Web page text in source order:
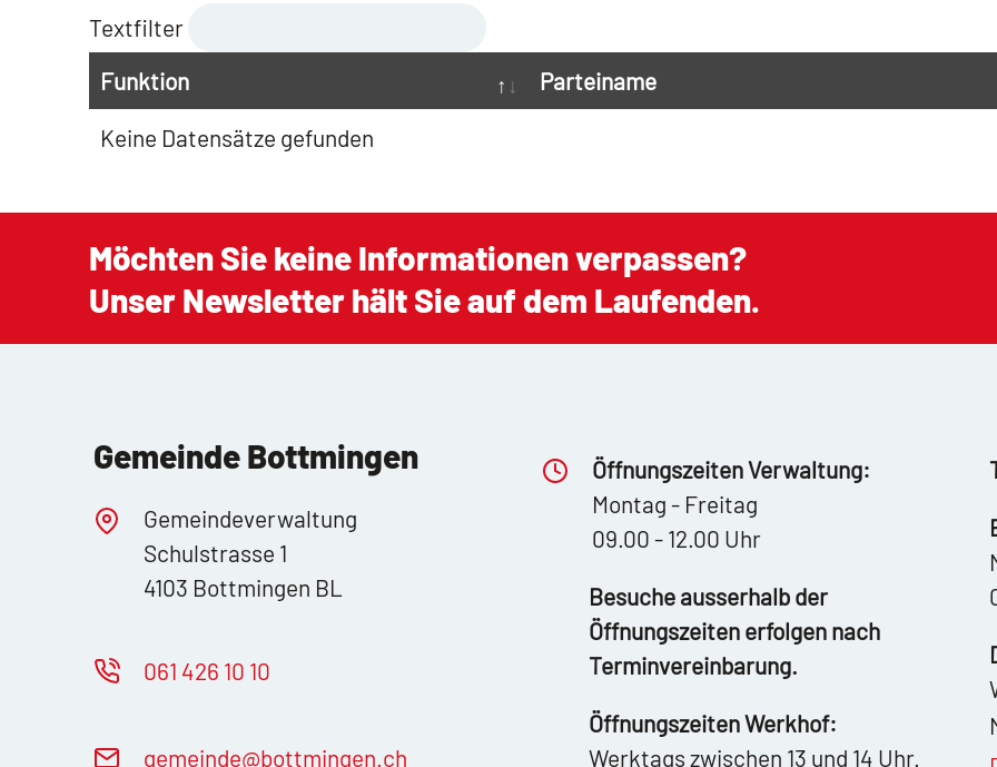
Textfilter
Funktion
Parteiname
Keine Datensätze gefunden
Möchten Sie keine Informationen verpassen?
Unser Newsletter hält Sie auf dem Laufenden.
Gemeinde Bottmingen
Gemeindeverwaltung
Schulstrasse 1
4103 Bottmingen BL
061 426 10 10
g m nd b ttm ng n ch
Öffnungszeiten Verwaltung:
Montag - Freitag
09.00 - 12.00 Uhr
Besuche ausserhalb der
Öffnungszeiten erfolgen nach
Terminvereinbarung.
Öffnungszeiten Werkhof:
Werktags zwischen 13 und 14 Uhr.